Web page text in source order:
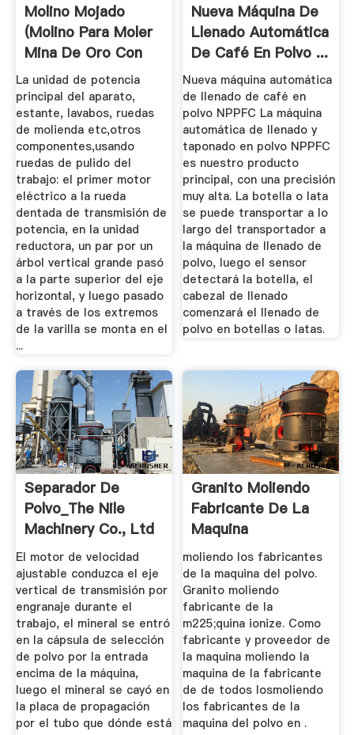
Molino Mojado
(Molino Para Moler
Mina De Oro Con
Mojado ...
La unidad de potencia
principal del aparato,
estante, lavabos, ruedas
de molienda etc,otros
componentes,usando
ruedas de pulido del
trabajo: el primer motor
eléctrico a la rueda
dentada de transmisión de
potencia, en la unidad
reductora, un par por un
árbol vertical grande pasó
a la parte superior del eje
horizontal, y luego pasado
a través de los extremos
de la varilla se monta en el
...
Nueva Máquina De
Llenado Automática
De Café En Polvo ...
Nueva máquina automática
de llenado de café en
polvo NPPFC La máquina
automática de llenado y
taponado en polvo NPPFC
es nuestro producto
principal, con una precisión
muy alta. La botella o lata
se puede transportar a lo
largo del transportador a
la máquina de llenado de
polvo, luego el sensor
detectará la botella, el
cabezal de llenado
comenzará el llenado de
polvo en botellas o latas.
Separador De
Polvo_The Nile
Machinery Co., Ltd
El motor de velocidad
ajustable conduzca el eje
vertical de transmisión por
engranaje durante el
trabajo, el mineral se entró
en la cápsula de selección
de polvo por la entrada
encima de la máquina,
luego el mineral se cayó en
la placa de propagación
por el tubo que dónde está
Granito Moliendo
Fabricante De La
Maquina
moliendo los fabricantes
de la maquina del polvo.
Granito moliendo
fabricante de la
m225;quina ionize. Como
fabricante y proveedor de
la maquina moliendo la
maquina de la fabricante
de de todos losmoliendo
los fabricantes de la
maquina del polvo en .